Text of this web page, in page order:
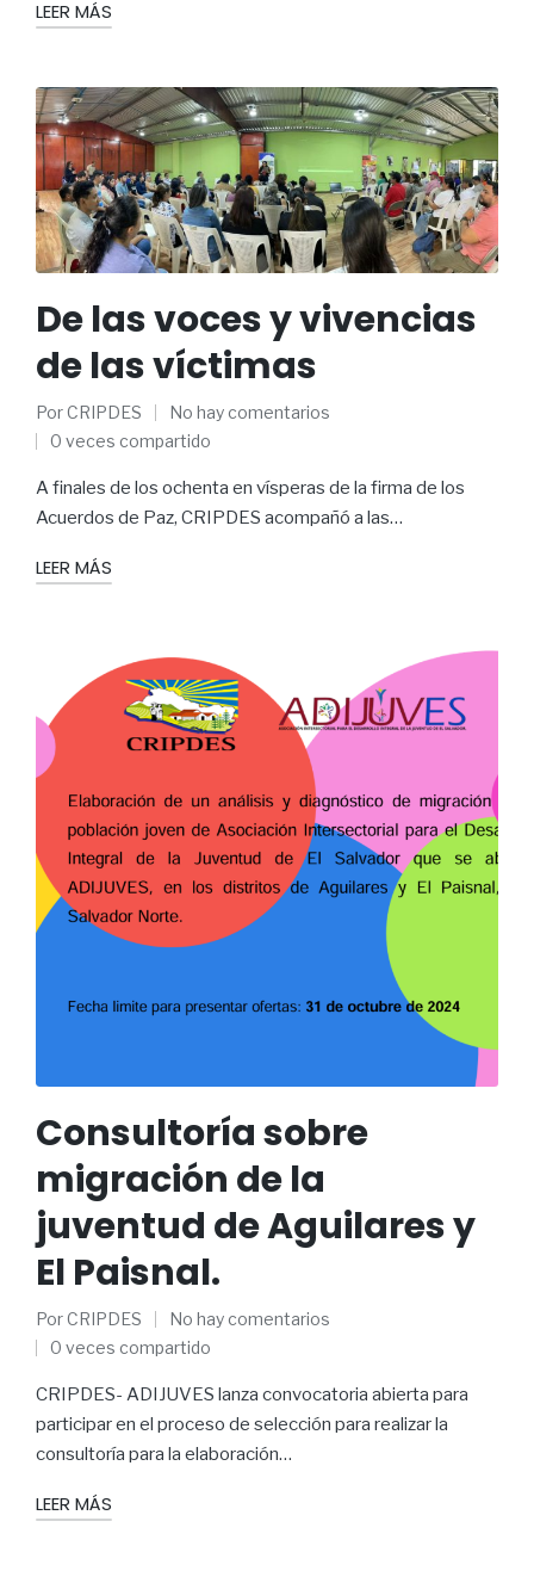
LEER MÁS
De las voces y vivencias
de las víctimas
PorCRIPDES
No hay comentarios
0 veces compartido
A finales de los ochenta en vísperas de la firma de los
Acuerdos de Paz, CRIPDES acompañó a las…
LEER MÁS
Consultoría sobre
migración de la
juventud de Aguilares y
El Paisnal.
PorCRIPDES
No hay comentarios
0 veces compartido
CRIPDES- ADIJUVES lanza convocatoria abierta para
participar en el proceso de selección para realizar la
consultoría para la elaboración…
LEER MÁS